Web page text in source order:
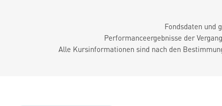
Fondsdaten und
Performanceergebnisse der
Alle Kursinformationen sind nach den